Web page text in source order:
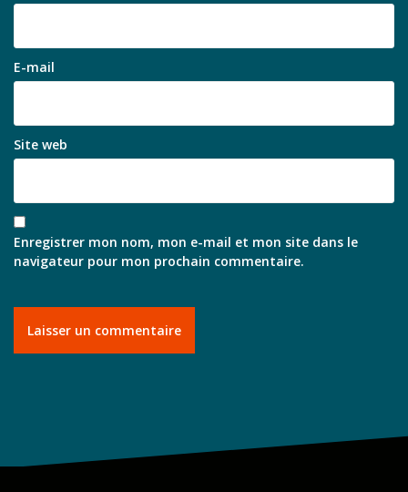
E-mail
Site web
Enregistrer mon nom, mon e-mail et mon site dans le
navigateur pour mon prochain commentaire.